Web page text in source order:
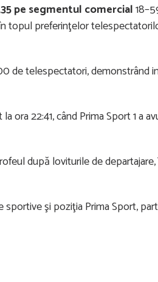
pe segmentul comercial
topul preferinţelor
de telespectatori, demonstrând
ora 22:41, când Prima Sport 1 a
după loviturile de
şi poziţia Prima Sport,